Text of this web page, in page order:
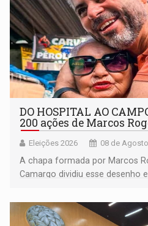
DO HOSPITAL AO
200 ações de Marcos
Eleições 2026 08 de
A chapa formada por Marcos
Camargo dividiu esse desenho